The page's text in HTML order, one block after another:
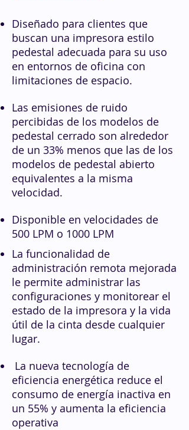
Diseñado para clientes que
buscan una impresora estilo
pedestal adecuada para su uso
en entornos de oficina con
limitaciones de espacio.
Las emisiones de ruido
percibidas de los modelos de
pedestal cerrado son alrededor
de un 33% menos que las de los
modelos de pedestal abierto
equivalentes a la misma
velocidad.
Disponible en velocidades de
500 LPM o 1000 LPM
La funcionalidad de
administración remota mejorada
le permite administrar las
configuraciones y monitorear el
estado de la impresora y la vida
útil de la cinta desde cualquier
lugar.
La nueva tecnología de
eficiencia energética reduce el
consumo de energía inactiva en
un 55% y aumenta la eficiencia
operativa